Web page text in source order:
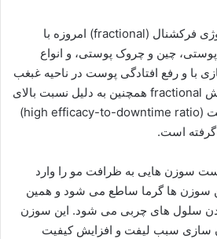
روش های مبتنی بر تکنولوژی فرکشنال (fractional) امروزه با
چین و چروک پوستی، و انواع
با و رفع افتادگی پوست در ناحیه غبغب
و گردن بکار رفته اند . روش fractional همچنین به دلیل نسبت بالای
اثربخشی به زمان استراحت (high efficacy-to-downtime ratio)
گرفته است.
سوزن هایی به ظرافت مو را وارد
سوزن ها گرما ساطع می شود و همین
سلول های چربی می شود. این سوزن
سازی سبب لیفت و افزایش کیفیت